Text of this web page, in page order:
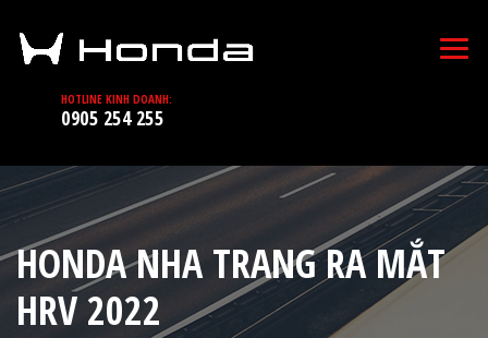
HOTLINE KINH DOANH:
0905 254 255
HONDA NHA TRANG RA MẮT
HRV 2022